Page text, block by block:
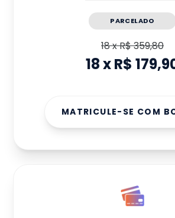
PARCELADO
18xR$ 359,80
18xR$
MATRICULE-SE COM